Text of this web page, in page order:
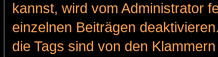
kannst, wird vom Administrator
einzelnen Beiträgen
die Tags sind von den